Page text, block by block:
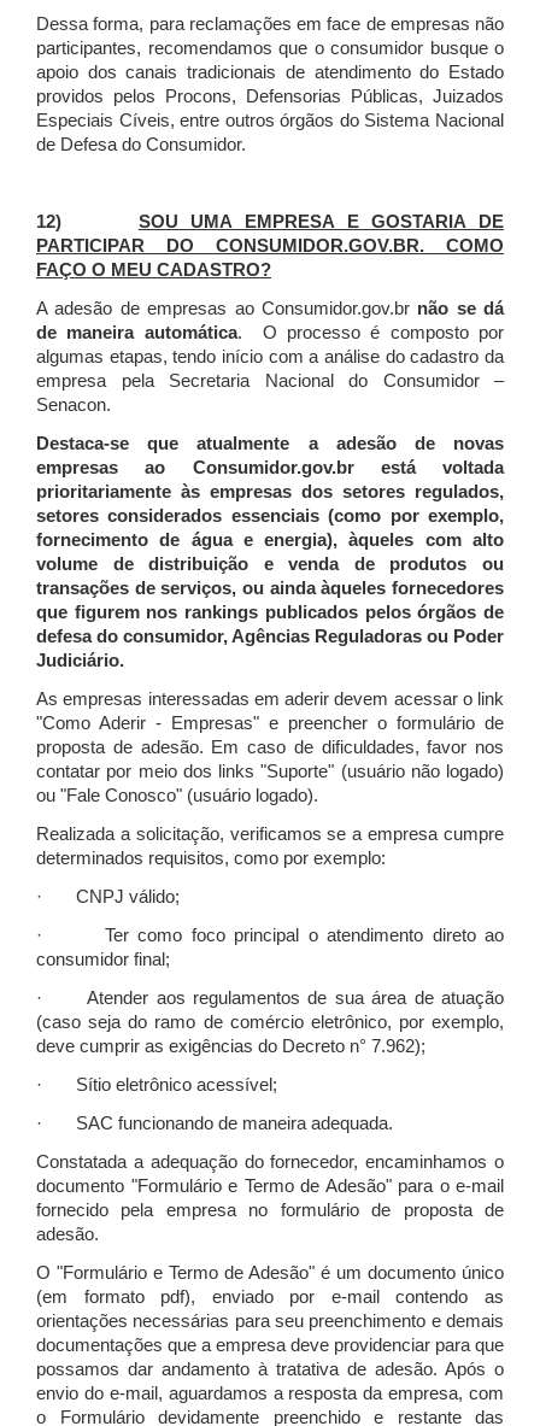
Dessa forma, para reclamações em face de empresas não
participantes, recomendamos que o consumidor busque o
apoio dos canais tradicionais de atendimento do Estado
providos pelos Procons, Defensorias Públicas, Juizados
Especiais Cíveis, entre outros órgãos do Sistema Nacional
de Defesa do Consumidor.
12) SOU UMA EMPRESA E GOSTARIA DE
PARTICIPAR DO CONSUMIDOR.GOV.BR. COMO
FAÇO O MEU CADASTRO?
A adesão de empresas ao Consumidor.gov.br não se dá
de maneira automática. O processo é composto por
algumas etapas, tendo início com a análise do cadastro da
empresa pela Secretaria Nacional do Consumidor –
Senacon.
Destaca-se que atualmente a adesão de novas
empresas ao Consumidor.gov.br está voltada
prioritariamente às empresas dos setores regulados,
setores considerados essenciais (como por exemplo,
fornecimento de água e energia), àqueles com alto
volume de distribuição e venda de produtos ou
transações de serviços, ou ainda àqueles fornecedores
que figurem nos rankings publicados pelos órgãos de
defesa do consumidor, Agências Reguladoras ou Poder
Judiciário.
As empresas interessadas em aderir devem acessar o link
"Como Aderir - Empresas" e preencher o formulário de
proposta de adesão. Em caso de dificuldades, favor nos
contatar por meio dos links "Suporte" (usuário não logado)
ou "Fale Conosco" (usuário logado).
Realizada a solicitação, verificamos se a empresa cumpre
determinados requisitos, como por exemplo:
· CNPJ válido;
· Ter como foco principal o atendimento direto ao
consumidor final;
· Atender aos regulamentos de sua área de atuação
(caso seja do ramo de comércio eletrônico, por exemplo,
deve cumprir as exigências do Decreto n° 7.962);
· Sítio eletrônico acessível;
· SAC funcionando de maneira adequada.
Constatada a adequação do fornecedor, encaminhamos o
documento "Formulário e Termo de Adesão" para o e-mail
fornecido pela empresa no formulário de proposta de
adesão.
O "Formulário e Termo de Adesão" é um documento único
(em formato pdf), enviado por e-mail contendo as
orientações necessárias para seu preenchimento e demais
documentações que a empresa deve providenciar para que
possamos dar andamento à tratativa de adesão. Após o
envio do e-mail, aguardamos a resposta da empresa, com
o Formulário devidamente preenchido e restante das